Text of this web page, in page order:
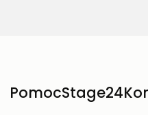
PomocStage24